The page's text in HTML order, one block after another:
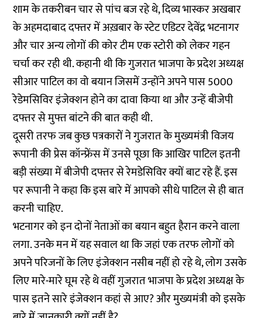
शाम के तकरीबन चार से पांच बज रहे थे, दिव्य भास्कर अखबार
के अहमदाबाद दफ्तर में अख़बार के स्टेट एडिटर देवेंद्र भटनागर
और चार अन्य लोगों की कोर टीम एक स्टोरी को लेकर गहन
चर्चा कर रही थी. कहानी थी कि गुजरात भाजपा के प्रदेश अध्यक्ष
सीआर पाटिल का वो बयान जिसमें उन्होंने अपने पास 5000
रेडेमसिविर इंजेक्शन होने का दावा किया था और उन्हें बीजेपी
दफ्तर से मुफ्त बांटने की बात कही थी.
दूसरी तरफ जब कुछ पत्रकारों ने गुजरात के मुख्यमंत्री विजय
रूपानी की प्रेस कॉन्फ्रेंस में उनसे पूछा कि आखिर पाटिल इतनी
बड़ी संख्या में बीजेपी दफ्तर से रेमडेसिविर क्यों बाट रहे हैं. इस
पर रूपानी ने कहा कि इस बारे में आपको सीधे पाटिल से ही बात
करनी चाहिए.
भटनागर को इन दोनों नेताओं का बयान बहुत हैरान करने वाला
लगा. उनके मन में यह सवाल था कि जहां एक तरफ लोगों को
अपने परिजनों के लिए इंजेक्शन नसीब नहीं हो रहे थे, लोग उसके
लिए मारे-मारे घूम रहे थे वहीं गुजरात भाजपा के प्रदेश अध्यक्ष के
पास इतने सारे इंजेक्शन कहां से आए? और मुख्यमंत्री को इसके